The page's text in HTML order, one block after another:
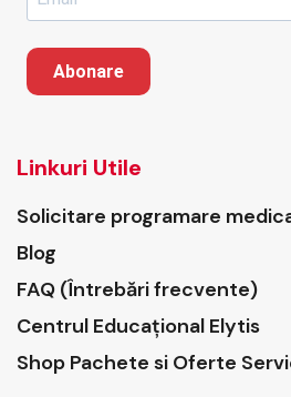
Abonare
Linkuri Utile
Solicitare programare
Blog
FAQ (Întrebări frecvente)
Centrul Educațional Elytis
Shop Pachete si Oferte